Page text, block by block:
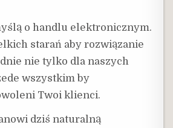
o handlu elektronicznym.
starań aby rozwiązanie
nie tylko dla naszych
wszystkim by
Twoi klienci.
dziś naturalną